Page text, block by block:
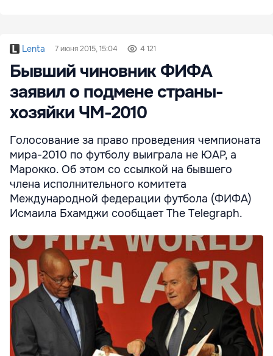
Lenta 7 июня 2015, 15:04 4 121
Бывший чиновник ФИФА
заявил о подмене страны-
хозяйки ЧМ-2010
Голосование за право проведения чемпионата
мира-2010 по футболу выиграла не ЮАР, а
Марокко. Об этом со ссылкой на бывшего
члена исполнительного комитета
Международной федерации футбола (ФИФА)
Исмаила Бхамджи сообщает The Telegraph.